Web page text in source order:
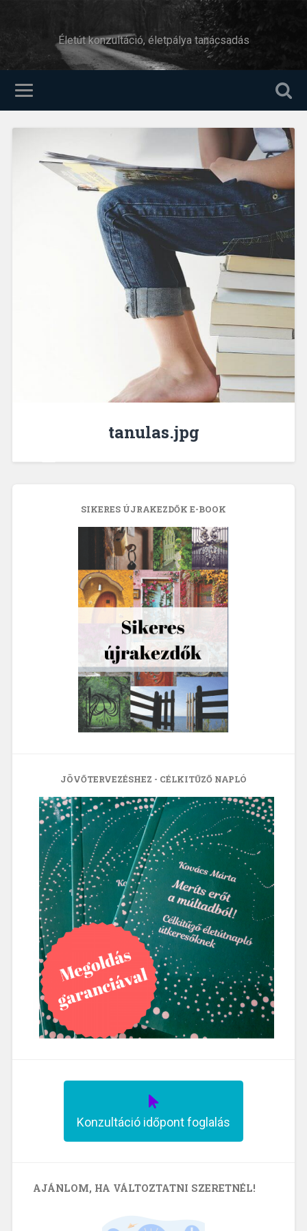
Életút konzultáció, életpálya tanácsadás
tanulas.jpg
SIKERES ÚJRAKEZDŐK E-BOOK
JÖVŐTERVEZÉSHEZ - CÉLKITŰZŐ NAPLÓ
Konzultáció időpont foglalás
AJÁNLOM, HA VÁLTOZTATNI SZERETNÉL!